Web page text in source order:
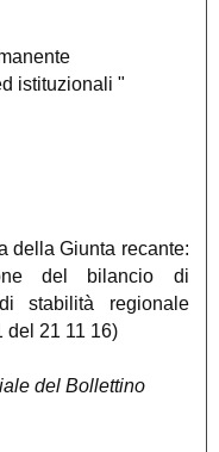
istituzionali "
della Giunta recante:
del bilancio di
stabilità regionale
del 21 11 16)
del Bollettino